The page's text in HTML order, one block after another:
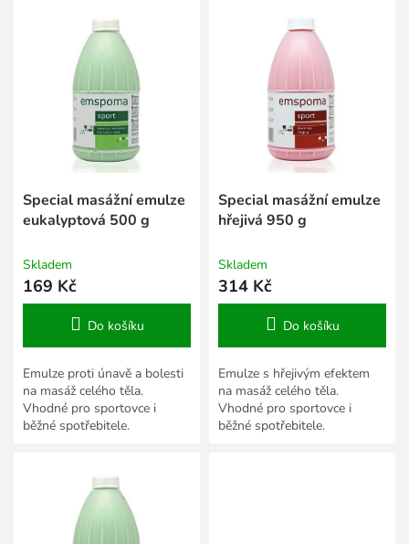
Special masážní emulze
eukalyptová 500 g
Skladem
169 Kč
Do košíku
Emulze proti únavě a bolesti
na masáž celého těla.
Vhodné pro sportovce i
běžné spotřebitele.
Special masážní emulze
hřejivá 950 g
Skladem
314 Kč
Do košíku
Emulze s hřejivým efektem
na masáž celého těla.
Vhodné pro sportovce i
běžné spotřebitele.